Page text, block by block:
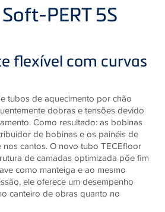
PERT 5S
flexível com curvas
tubos de aquecimento por chão
dobras e tensões devido
Como resultado: as bobinas
de bobinas e os painéis de
nos cantos. O novo tubo TECEfloor
de camadas optimizada põe fim
como manteiga e ao mesmo
ele oferece um desempenho
canteiro de obras quanto no